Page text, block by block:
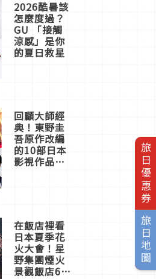
旅日優惠券
旅日地圖
2026酷暑該
怎麼度過？
GU 「接觸
涼感」是你
的夏日救星
回顧大師經
典！東野圭
吾原作改編
的10部日本
影視作品推
在飯店裡看
日本夏季花
火大會！星
野集團煙火
景觀飯店6